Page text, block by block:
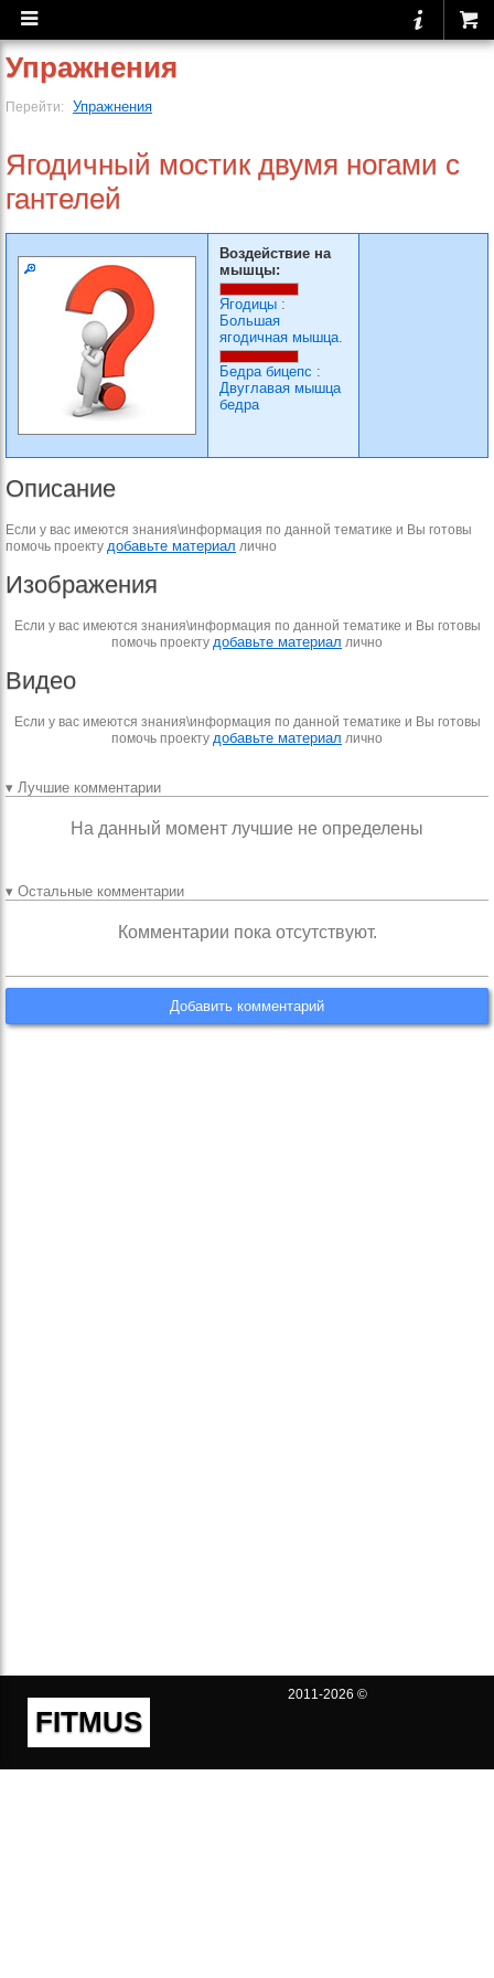
Упражнения
Перейти: Упражнения
Ягодичный мостик двумя ногами с
гантелей
Воздействие на
мышцы:
Ягодицы :
Большая
ягодичная мышца.
Бедра бицепс :
Двуглавая мышца
бедра
Описание
Если у вас имеются знания\информация по данной тематике и Вы готовы
помочь проекту добавьте материал лично
Изображения
Если у вас имеются знания\информация по данной тематике и Вы готовы
помочь проекту добавьте материал лично
Видео
Если у вас имеются знания\информация по данной тематике и Вы готовы
помочь проекту добавьте материал лично
▾ Лучшие комментарии
На данный момент лучшие не определены
▾ Остальные комментарии
Комментарии пока отсутствуют.
Добавить комментарий
FITMUS
2011-2026 ©